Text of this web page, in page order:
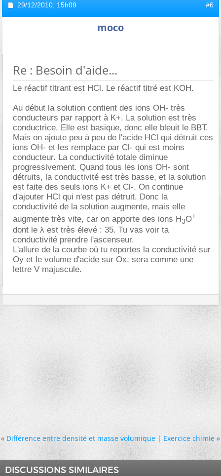
29/12/2010, 15h09 #6
moco
Re : Besoin d'aide...
Le réactif titrant est HCl. Le réactif titré est KOH.
Au début la solution contient des ions OH- très
conducteurs par rapport à K+. La solution est très
conductrice. Elle est basique, donc elle bleuit le BBT.
Mais on ajoute peu à peu de l'acide HCl qui détruit ces
ions OH- et les remplace par Cl- qui est moins
conducteur. La conductivité totale diminue
progressivement. Quand tous les ions OH- sont
détruits, la conductivité est très basse, et la solution
est faite des seuls ions K+ et Cl-. On continue
d'ajouter HCl qui n'est pas détruit. Donc la
conductivité de la solution augmente, mais elle
augmente très vite, car on apporte des ions H3O+
dont le λ est très élevé : 35. Tu vas voir ta
conductivité prendre l'ascenseur.
L'allure de la courbe où tu reportes la conductivité sur
Oy et le volume d'acide sur Ox, sera comme une
lettre V majuscule.
« Différence entre densité et masse volumique|Exercice chimie »
DISCUSSIONS SIMILAIRES